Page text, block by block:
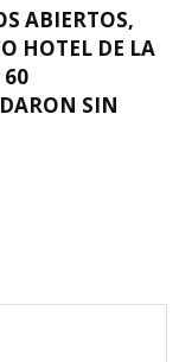
ABIERTOS,
HOTEL DE LA
60
SIN